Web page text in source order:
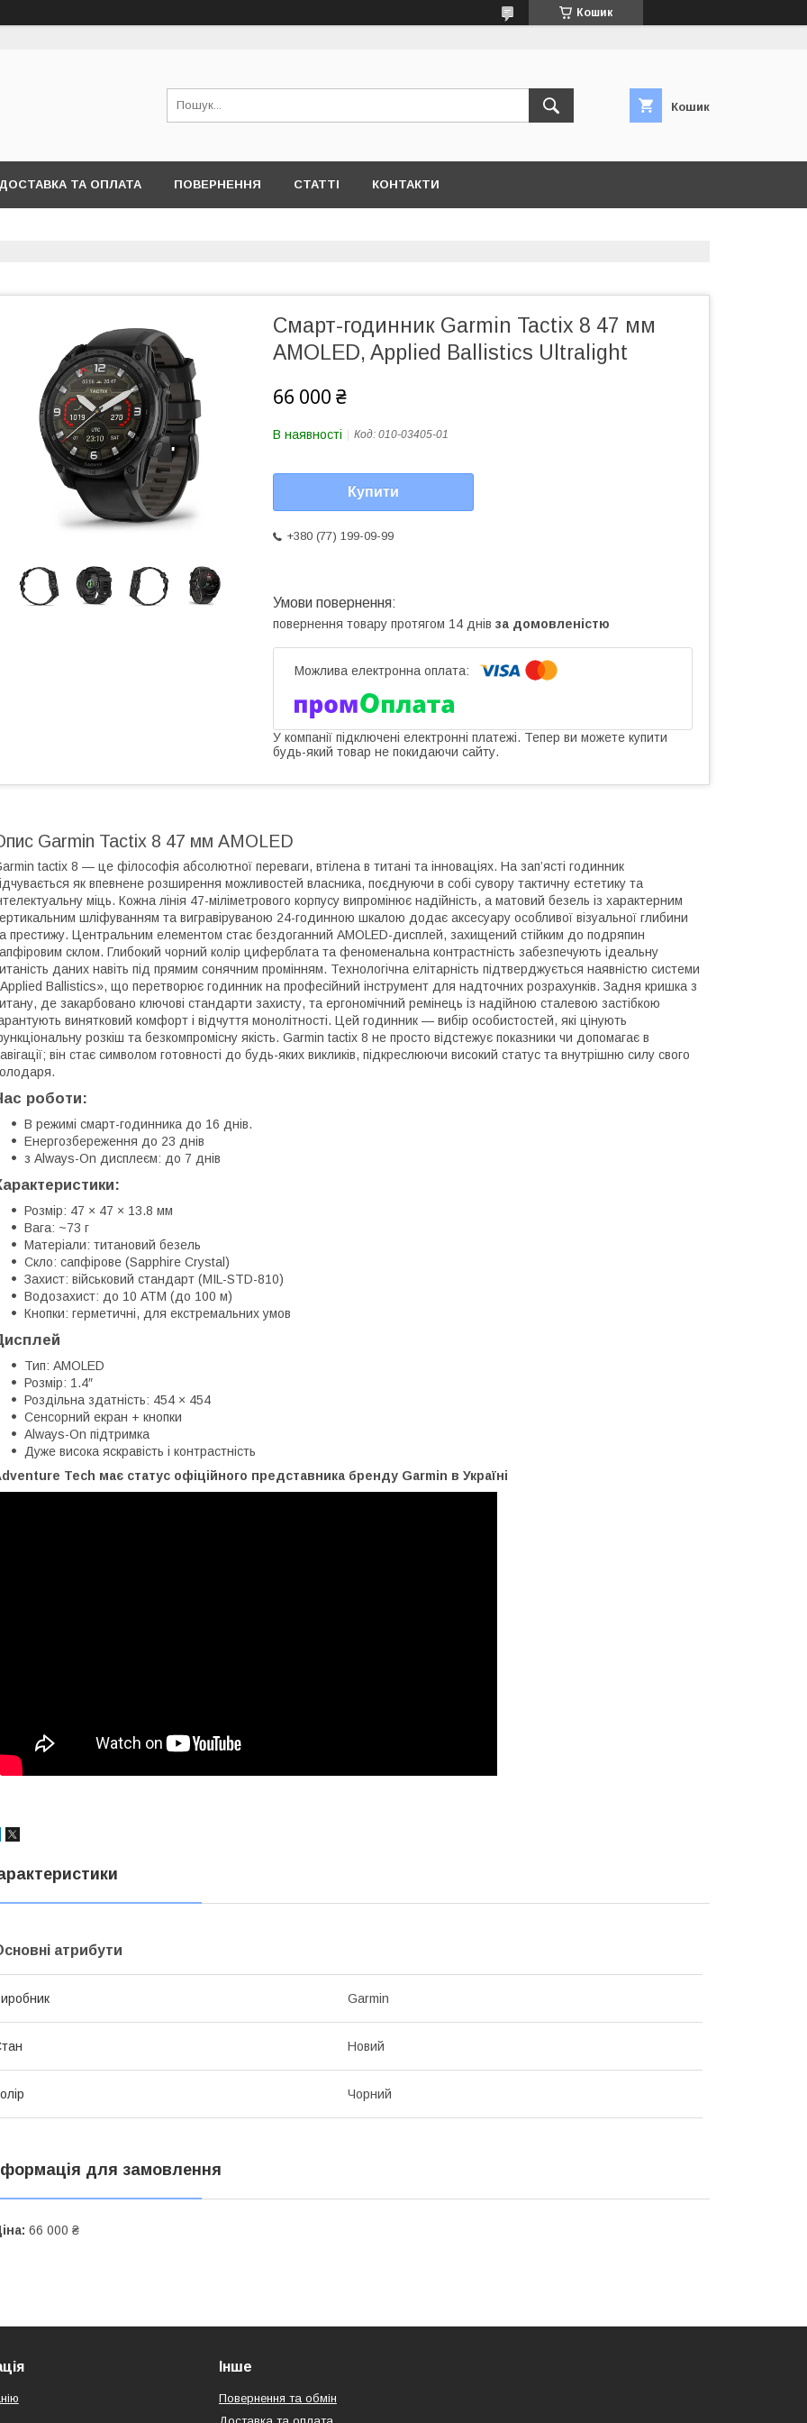
Кошик
Кошик
ТА ОПЛАТА ПОВЕРНЕННЯ СТАТТІ КОНТАКТИ
Смарт-годинник Garmin Tactix 8 47 мм
AMOLED, Applied Ballistics Ultralight
66 000 ₴
В наявності Код: 010-03405-01
Купити
+380 (77) 199-09-99
повернення товару протягом 14 днів за домовленістю
У компанії підключені електронні платежі. Тепер ви можете купити
будь-який товар не покидаючи сайту.
Garmin Tactix 8 47 мм AMOLED
tactix 8 — це філософія абсолютної переваги, втілена в титані та інноваціях. На зап’ясті годинник
як впевнене розширення можливостей власника, поєднуючи в собі сувору тактичну естетику та
міць. Кожна лінія 47-міліметрового корпусу випромінює надійність, а матовий безель із характерним
шліфуванням та вигравіруваною 24-годинною шкалою додає аксесуару особливої візуальної глибини
престижу. Центральним елементом стає бездоганний AMOLED-дисплей, захищений стійким до подряпин
склом. Глибокий чорний колір циферблата та феноменальна контрастність забезпечують ідеальну
даних навіть під прямим сонячним промінням. Технологічна елітарність підтверджується наявністю системи
Ballistics», що перетворює годинник на професійний інструмент для надточних розрахунків. Задня кришка з
де закарбовано ключові стандарти захисту, та ергономічний ремінець із надійною сталевою застібкою
винятковий комфорт і відчуття монолітності. Цей годинник — вибір особистостей, які цінують
розкіш та безкомпромісну якість. Garmin tactix 8 не просто відстежує показники чи допомагає в
він стає символом готовності до будь-яких викликів, підкреслюючи високий статус та внутрішню силу свого
роботи:
В режимі смарт-годинника до 16 днів.
Енергозбереження до 23 днів
з Always-On дисплеєм: до 7 днів
Розмір: 47 × 47 × 13.8 мм
Вага: ~73 г
Матеріали: титановий безель
Скло: сапфірове (Sapphire Crystal)
Захист: військовий стандарт (MIL-STD-810)
Водозахист: до 10 ATM (до 100 м)
Кнопки: герметичні, для екстремальних умов
Тип: AMOLED
Розмір: 1.4″
Роздільна здатність: 454 × 454
Сенсорний екран + кнопки
Always-On підтримка
Дуже висока яскравість і контрастність
Tech має статус офіційного представника бренду Garmin в Україні
атрибути
Garmin
Новий
Чорний
для замовлення
66 000 ₴
Інше
Повернення та обмін
Доставка та оплата